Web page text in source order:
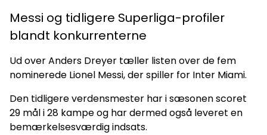
Messi og tidligere Superliga-profiler
blandt konkurrenterne
Ud over Anders Dreyer tæller listen over de fem
nominerede Lionel Messi, der spiller for Inter Miami.
Den tidligere verdensmester har i sæsonen scoret
29 mål i 28 kampe og har dermed også leveret en
bemærkelsesværdig indsats.